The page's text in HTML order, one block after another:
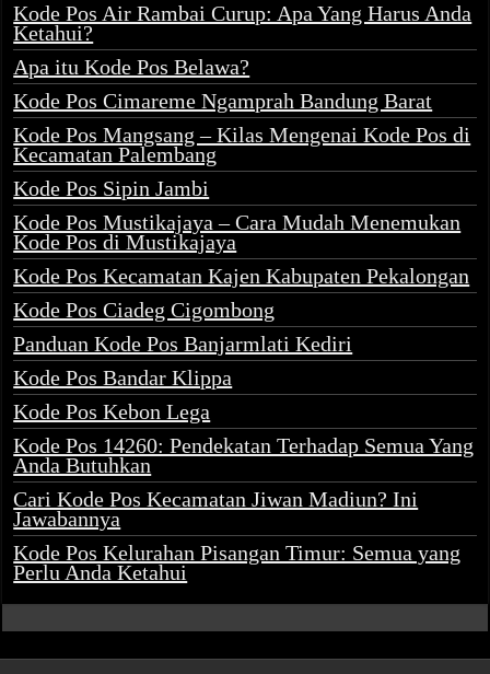
Kode Pos Air Rambai Curup: Apa Yang Harus Anda
Ketahui?
Apa itu Kode Pos Belawa?
Kode Pos Cimareme Ngamprah Bandung Barat
Kode Pos Mangsang – Kilas Mengenai Kode Pos di
Kecamatan Palembang
Kode Pos Sipin Jambi
Kode Pos Mustikajaya – Cara Mudah Menemukan
Kode Pos di Mustikajaya
Kode Pos Kecamatan Kajen Kabupaten Pekalongan
Kode Pos Ciadeg Cigombong
Panduan Kode Pos Banjarmlati Kediri
Kode Pos Bandar Klippa
Kode Pos Kebon Lega
Kode Pos 14260: Pendekatan Terhadap Semua Yang
Anda Butuhkan
Cari Kode Pos Kecamatan Jiwan Madiun? Ini
Jawabannya
Kode Pos Kelurahan Pisangan Timur: Semua yang
Perlu Anda Ketahui